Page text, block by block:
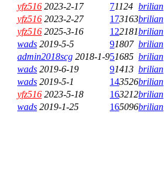
yfz516 2023-2-17 71124 brilian
yfz516 2023-2-27 173163brilian
yfz516 2025-3-16 122181brilian
wads 2019-5-5 91807 brilian
admin2018scg 2018-1-951685 brilian
wads 2019-6-19 91413 brilian
wads 2019-5-1 143526brilian
yfz516 2023-5-18 163212brilian
wads 2019-1-25 165096brilian